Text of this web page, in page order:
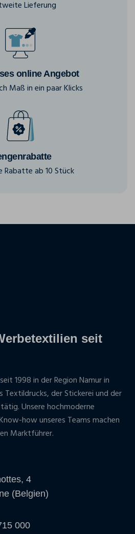
Lieferung
online Angebot
Maß in ein paar Klicks
ab 10 Stück
seit
1998 in der Region Namur in
Textildrucks, der Stickerei und der
Unsere hochmoderne
how unseres Teams machen
Marktführer.
4
(Belgien)
000